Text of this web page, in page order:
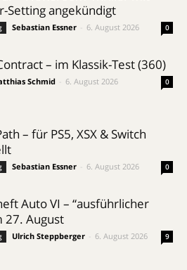
Setting angekündigt
Sebastian Essner 6. August 2026 0
– im Klassik-Test (360)
Schmid 6. August 2026 0
– für PS5, XSX & Switch
Sebastian Essner 6. August 2026 0
Auto VI – “ausführlicher
27. August
Ulrich Steppberger 6. August 2026 9